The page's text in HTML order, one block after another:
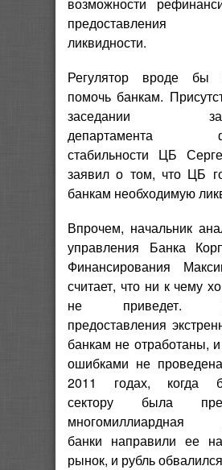
предоставления
ликвидности.
Регулятор вроде бы
помочь банкам.
заседании
департамента
стабильности ЦБ
заявил о том, что ЦБ
банкам необходимую
Впрочем, начальник
управления Банка
Финансирования
считает, что ни к чему
не приведет.
предоставления
банкам не отработаны,
ошибками не
2011 годах, когда
сектору была
многомиллиардная
банки направили ее
рынок, и рубль